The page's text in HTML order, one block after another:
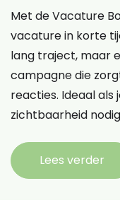
Met de Vacature
vacature in korte
lang traject, maar
campagne die
reacties. Ideaal
zichtbaarheid
Lees verder